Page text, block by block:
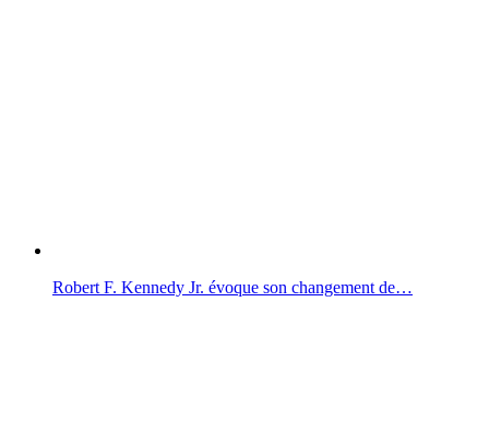
Robert F. Kennedy Jr. évoque son changement de…